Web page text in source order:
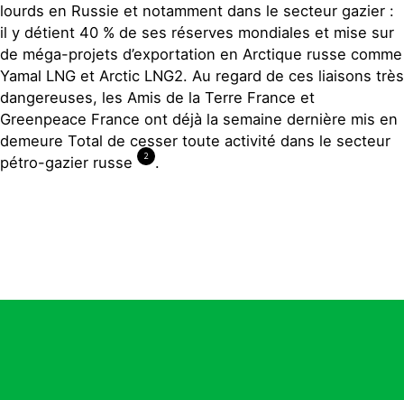
lourds en Russie et notamment dans le secteur gazier :
il y détient 40 % de ses réserves mondiales et mise sur
de méga-projets d’exportation en Arctique russe comme
Yamal LNG et Arctic LNG2. Au regard de ces liaisons très
dangereuses, les Amis de la Terre France et
Greenpeace France ont déjà la semaine dernière mis en
demeure Total de cesser toute activité dans le secteur
pétro-gazier russe
2 .